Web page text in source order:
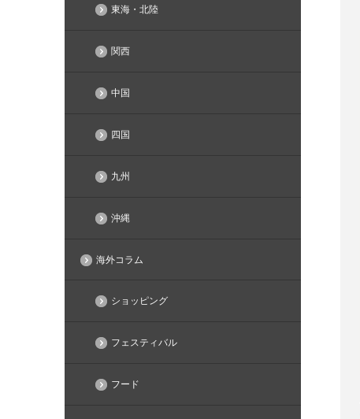
東海・北陸
関西
中国
四国
九州
沖縄
海外コラム
ショッピング
フェスティバル
フード